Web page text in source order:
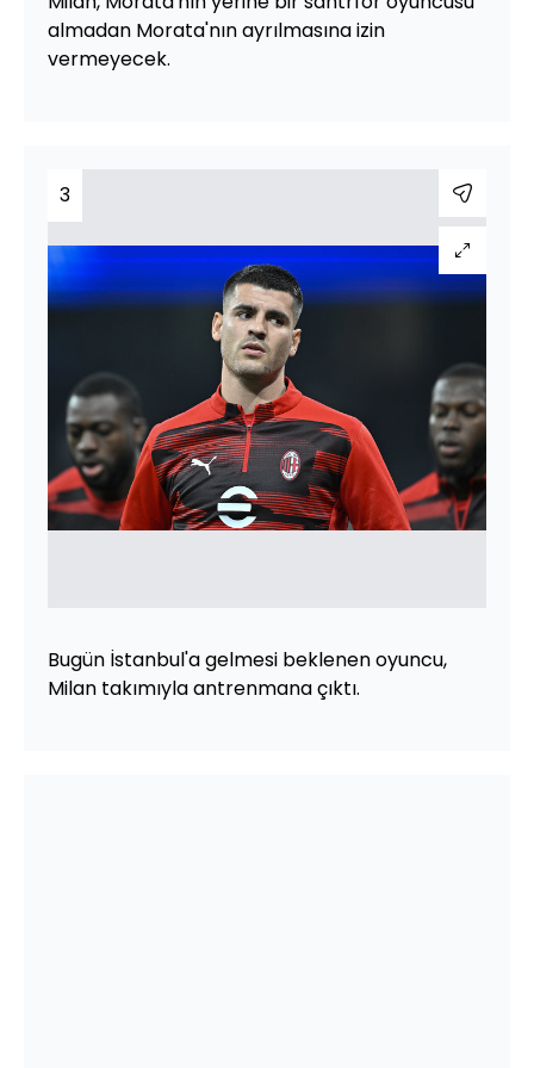
almadan Morata'nın ayrılmasına izin
vermeyecek.
3
Bugün İstanbul'a gelmesi beklenen oyuncu,
Milan takımıyla antrenmana çıktı.